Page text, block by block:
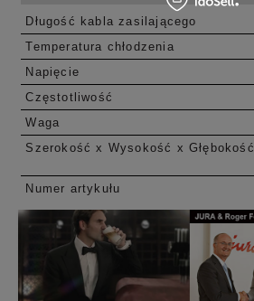
Długość kabla zasilającego
Temperatura chłodzenia
Napięcie
Częstotliwość
Waga
Szerokość x Wysokość x Głębokość
Numer artykułu